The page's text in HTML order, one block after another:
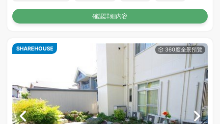
確認詳細內容
SHAREHOUSE